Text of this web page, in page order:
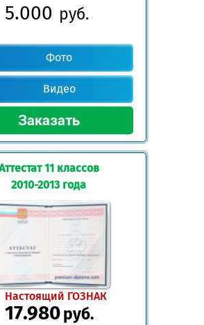
5.000 руб.
Фото
Видео
11 классов
2010-2013 года
Настоящий ГОЗНАК
17.980руб.